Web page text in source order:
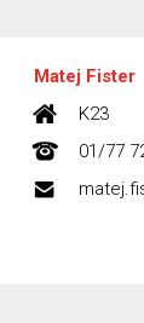
Matej Fister
K23
01/77